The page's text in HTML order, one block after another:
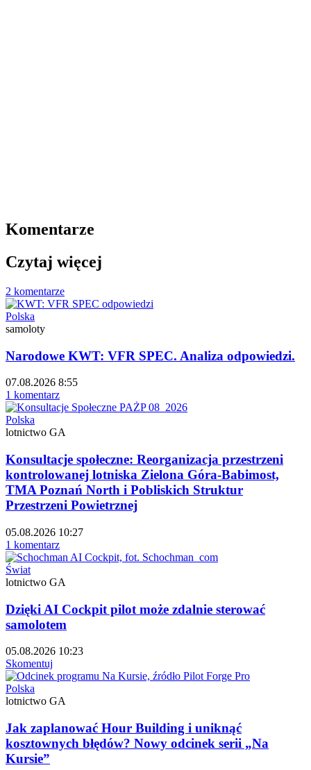
Komentarze
Czytaj więcej
2 komentarze
Polska
samoloty
Narodowe KWT: VFR SPEC. Analiza odpowiedzi.
07.08.2026 8:55
1 komentarz
Polska
lotnictwo GA
Konsultacje społeczne: Reorganizacja przestrzeni
kontrolowanej lotniska Zielona Góra-Babimost,
TMA Poznań North i Pobliskich Struktur
Przestrzeni Powietrznej
05.08.2026 10:27
1 komentarz
Świat
lotnictwo GA
Dzięki AI Cockpit pilot może zdalnie sterować
samolotem
05.08.2026 10:23
Skomentuj
Polska
lotnictwo GA
Jak zaplanować Hour Building i uniknąć
kosztownych błędów? Nowy odcinek serii „Na
Kursie”